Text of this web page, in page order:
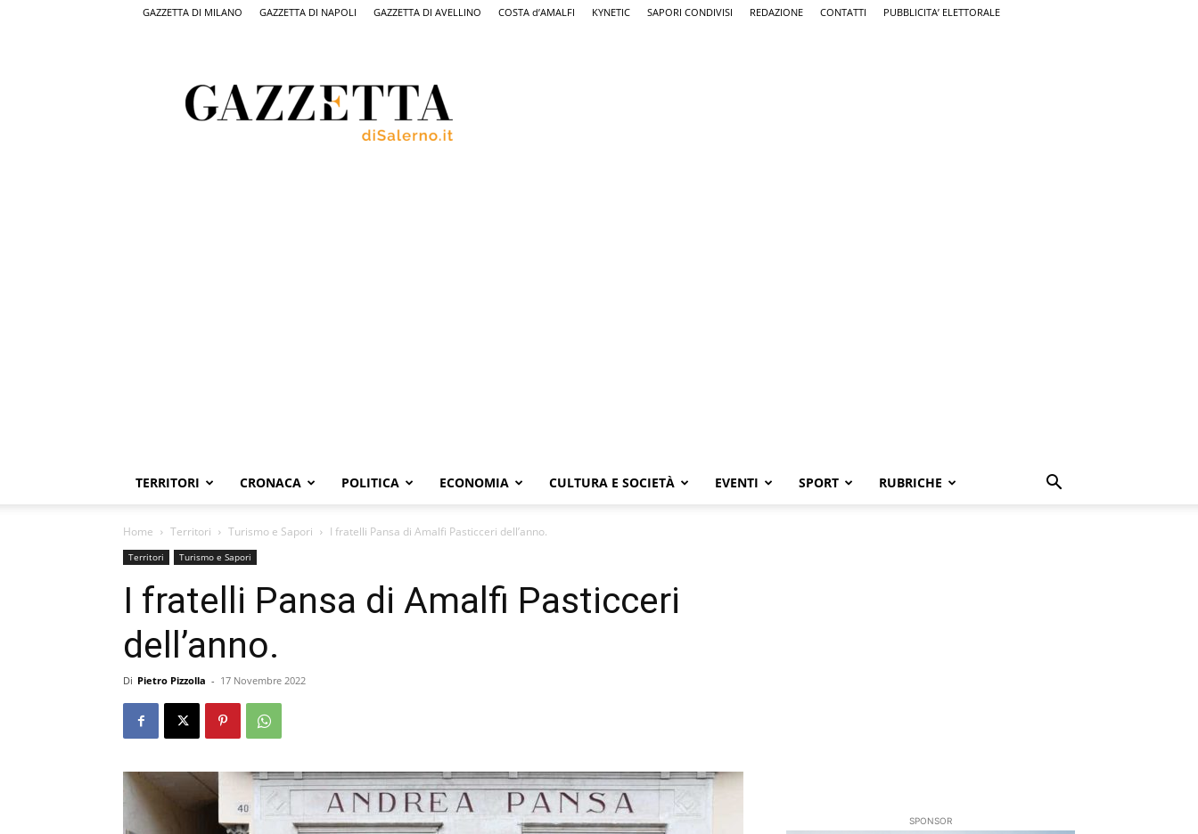
GAZZETTA DI MILANO GAZZETTA DI NAPOLI GAZZETTA DI AVELLINO COSTA d’AMALFI KYNETIC SAPORI CONDIVISI REDAZIONE CONTATTI PUBBLICITA’ ELETTORALE
Salerno,
il
quotidiano
TERRITORI CRONACA POLITICA ECONOMIA CULTURA E SOCIETÀ EVENTI SPORT RUBRICHE
Home Territori Turismo e Sapori I fratelli Pansa di Amalfi Pasticceri dell’anno.
Territori Turismo e Sapori
I fratelli Pansa di Amalfi Pasticceri
dell’anno.
Di Pietro Pizzolla - 17 Novembre 2022
SPONSOR